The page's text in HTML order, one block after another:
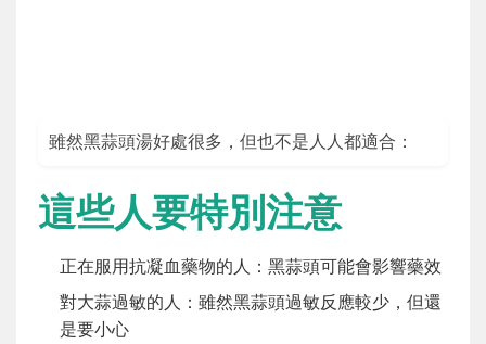
雖然黑蒜頭湯好處很多，但也不是人人都適合：
這些人要特別注意
正在服用抗凝血藥物的人：黑蒜頭可能會影響藥效
對大蒜過敏的人：雖然黑蒜頭過敏反應較少，但還
是要小心